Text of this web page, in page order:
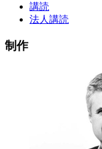
講読
法人講読
制作